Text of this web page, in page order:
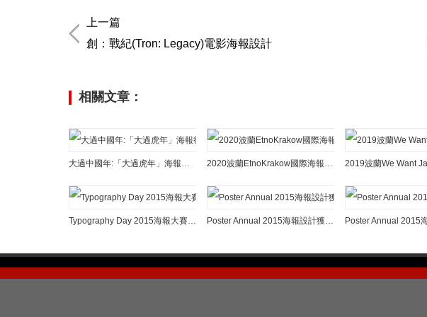
上一篇
創：戰紀(Tron: Legacy)電影海報設計
相關文章：
大過中國年:「大過虎年」海報征集大賽獲獎作品欣賞 2020波蘭EtnoKrakow國際海報展獲獎作品欣賞
Typography Day 2015海報大賽獲獎作品欣賞 Poster Annual 2015海報設計獲獎作品欣賞(三)